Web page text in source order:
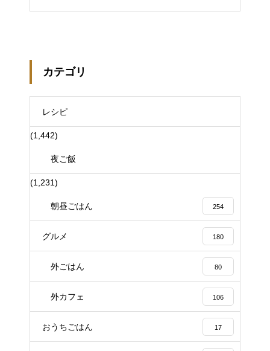
カテゴリ
レシピ
(1,442)
夜ご飯
(1,231)
朝昼ごはん 254
グルメ 180
外ごはん 80
外カフェ 106
おうちごはん 17